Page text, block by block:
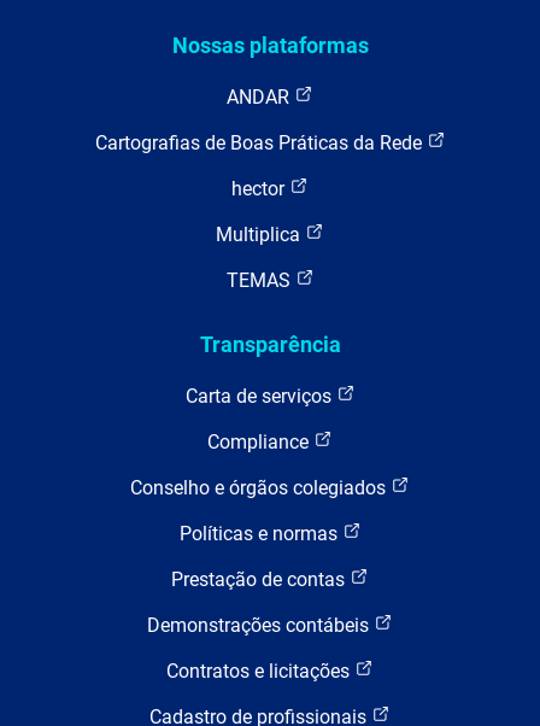
Nossas plataformas
ANDAR
Cartografias de Boas Práticas da Rede
hector
Multiplica
TEMAS
Transparência
Carta de serviços
Compliance
Conselho e órgãos colegiados
Políticas e normas
Prestação de contas
Demonstrações contábeis
Contratos e licitações
Cadastro de profissionais